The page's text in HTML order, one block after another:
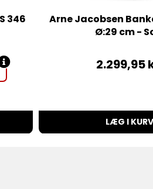
346
Arne Jacobsen
Ø:29 cm -
2.299,95
LÆG I KURV